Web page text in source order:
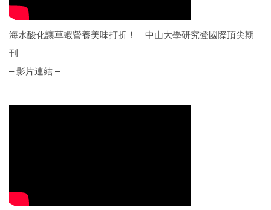
海水酸化讓草蝦營養美味打折！ 中山大學研究登國際頂尖期
刊
– 影片連結 –